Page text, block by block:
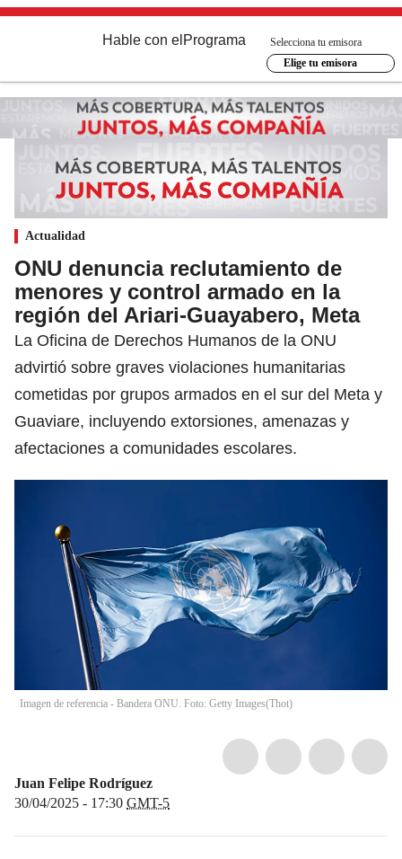
Hable con el Programa
Selecciona tu emisora
Elige tu emisora
Actualidad
ONU denuncia reclutamiento de
menores y control armado en la
región del Ariari-Guayabero, Meta
La Oficina de Derechos Humanos de la ONU
advirtió sobre graves violaciones humanitarias
cometidas por grupos armados en el sur del Meta y
Guaviare, incluyendo extorsiones, amenazas y
afectaciones a comunidades escolares.
Imagen de referencia - Bandera ONU. Foto: Getty Images(Thot)
Juan Felipe Rodríguez
30/04/2025 - 17:30 GMT-5